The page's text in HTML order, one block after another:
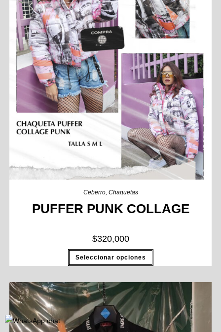
Ceberro, Chaquetas
PUFFER PUNK COLLAGE
$320,000
Seleccionar opciones